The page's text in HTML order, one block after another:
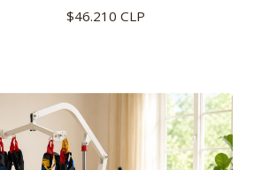
$46.210 CLP